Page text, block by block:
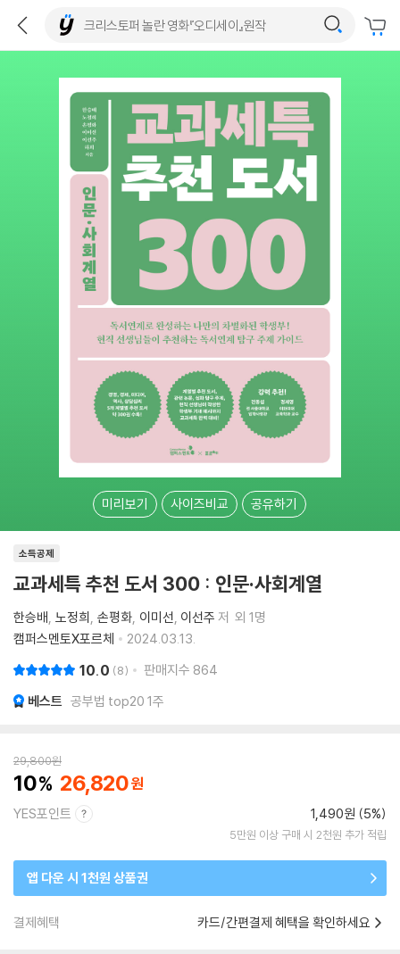
미리보기 사이즈비교 공유하기
소득공제
교과세특 추천 도서 300 : 인문·사회계열
한승배 노정희 손평화 이미선 이선주 저 외 1명
캠퍼스멘토X포르체
2024.03.13.
10.0 8 판매지수 864
베스트 공부법 top20 1주
29,800원
10 26,820
YES포인트 1,490원 (5%)
5만원 이상 구매 시 2천원 추가 적립
앱 다운 시 1천원 상품권
결제혜택 카드/간편결제 혜택을 확인하세요